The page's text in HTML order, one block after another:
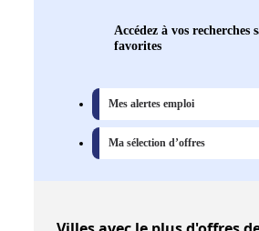
Accédez à vos recherches
favorites
Mes alertes emploi
Ma sélection d’offres